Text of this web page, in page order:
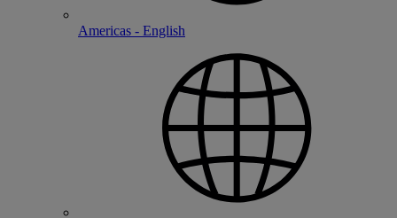
Americas - English